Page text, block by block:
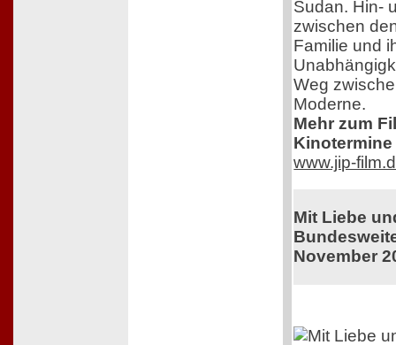
Sudan. Hin-
zwischen
Familie und
Weg
Moderne.
Mehr zum
www.jip-
Mit Liebe
November